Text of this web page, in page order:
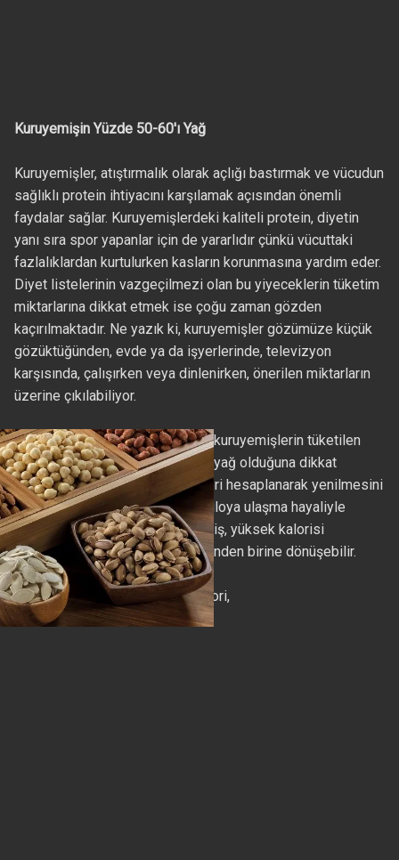
Kuruyemişin Yüzde 50-60'ı Yağ
Kuruyemişler, atıştırmalık olarak açlığı bastırmak ve vücudun
sağlıklı protein ihtiyacını karşılamak açısından önemli
faydalar sağlar. Kuruyemişlerdeki kaliteli protein, diyetin
yanı sıra spor yapanlar için de yararlıdır çünkü vücuttaki
fazlalıklardan kurtulurken kasların korunmasına yardım eder.
Diyet listelerinin vazgeçilmezi olan bu yiyeceklerin tüketim
miktarlarına dikkat etmek ise çoğu zaman gözden
kaçırılmaktadır. Ne yazık ki, kuruyemişler gözümüze küçük
gözüktüğünden, evde ya da işyerlerinde, televizyon
karşısında, çalışırken veya dinlenirken, önerilen miktarların
üzerine çıkılabiliyor.
Uzman Diyetisyen Nazlı Acar, kuruyemişlerin tüketilen
miktarlarının yüzde 50-60'ının yağ olduğuna dikkat
çekerek, sınırsız değil kalorileri hesaplanarak yenilmesini
öneriyor. Aksi takdirde ideal kiloya ulaşma hayaliyle
yenen fazla miktarda kuruyemiş, yüksek kalorisi
nedeniyle, kilo alma sebeplerinden birine dönüşebilir.
Bir avuç fındık (45 gr.) 286 kalori,
Üç tane ceviz 78 kalori,